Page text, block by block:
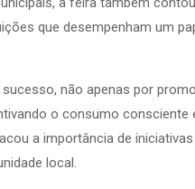
que desempenham um
não apenas por
o consumo
a importância de
local.